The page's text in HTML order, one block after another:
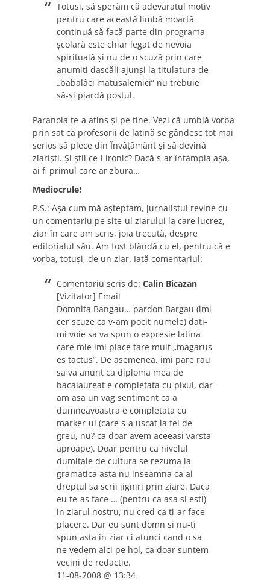
Totuşi, să sperăm că adevăratul motiv
pentru care această limbă moartă
continuă să facă parte din programa
şcolară este chiar legat de nevoia
spirituală şi nu de o scuză prin care
anumiţi dascăli ajunşi la titulatura de
„babalâci matusalemici” nu trebuie
să-şi piardă postul.
Paranoia te-a atins şi pe tine. Vezi că umblă vorba
prin sat că profesorii de latină se gândesc tot mai
serios să plece din Învăţământ şi să devină
ziarişti. Şi ştii ce-i ironic? Dacă s-ar întâmpla aşa,
ai fi primul care ar zbura…
Mediocrule!
P.S.: Aşa cum mă aşteptam, jurnalistul revine cu
un comentariu pe site-ul ziarului la care lucrez,
ziar în care am scris, joia trecută, despre
editorialul său. Am fost blândă cu el, pentru că e
vorba, totuşi, de un ziar. Iată comentariul:
Comentariu scris de: Calin Bicazan
[Vizitator] Email
Domnita Bangau… pardon Bargau (imi
cer scuze ca v-am pocit numele) dati-
mi voie sa va spun o expresie latina
care mie imi place tare mult „magarus
es tactus”. De asemenea, imi pare rau
sa va anunt ca diploma mea de
bacalaureat e completata cu pixul, dar
am asa un vag sentiment ca a
dumneavoastra e completata cu
marker-ul (care s-a uscat la fel de
greu, nu? ca doar avem aceeasi varsta
aproape). Doar pentru ca nivelul
dumitale de cultura se rezuma la
gramatica asta nu inseamna ca ai
dreptul sa scrii jigniri prin ziare. Daca
eu te-as face … (pentru ca asa si esti)
in ziarul nostru, nu cred ca ti-ar face
placere. Dar eu sunt domn si nu-ti
spun asta in ziar ci atunci cand o sa
ne vedem aici pe hol, ca doar suntem
vecini de redactie.
11-08-2008 @ 13:34